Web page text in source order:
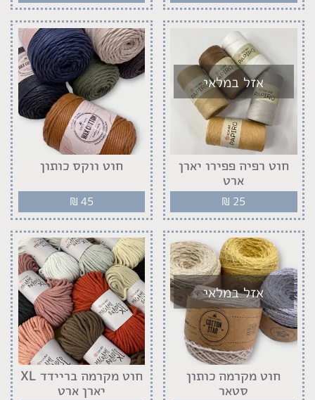
אזל במלאי
חוט רפיה פפירו יארן
ארט
₪ 25
חוט ווקס כותון
₪ 45
אזל במלאי
חוט מקרמה כותון
סטאר
חוט מקרמה בריידד XL
יארן ארט